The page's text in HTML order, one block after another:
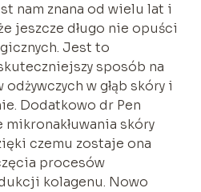
nam znana od wielu lat i
jeszcze długo nie opuści
Jest to
sposób na
w głąb skóry i
Dodatkowo dr Pen
skóry
czemu zostaje ona
procesów
kolagenu. Nowo